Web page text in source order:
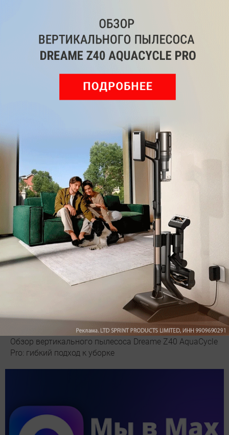
Комментарии Написать
Мы знаем, вам есть что сказать!
оставить комментарий
Рекомендуем
Обзор вертикального пылесоса Dreame Z40 AquaCycle
Pro: гибкий подход к уборке